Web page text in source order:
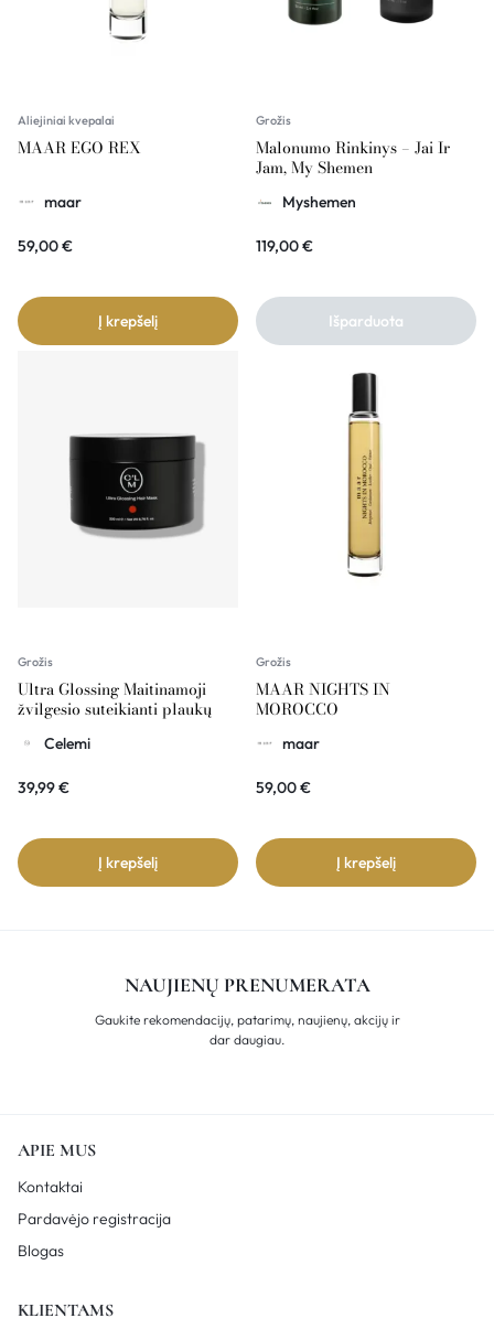
Aliejiniai kvepalai
MAAR EGO REX
maar
59,00€
Į krepšelį
Grožis
Malonumo Rinkinys – Jai Ir
Jam, My Shemen
Myshemen
119,00€
Išparduota
Grožis
Ultra Glossing Maitinamoji
žvilgesio suteikianti plaukų
200ml CELEMI
Celemi
39,99€
Į krepšelį
Grožis
MAAR NIGHTS IN
MOROCCO
maar
59,00€
Į krepšelį
NAUJIENŲ PRENUMERATA
Gaukite rekomendacijų, patarimų, naujienų, akcijų ir
dar daugiau.
APIE MUS
Kontaktai
Pardavėjo registracija
Blogas
KLIENTAMS